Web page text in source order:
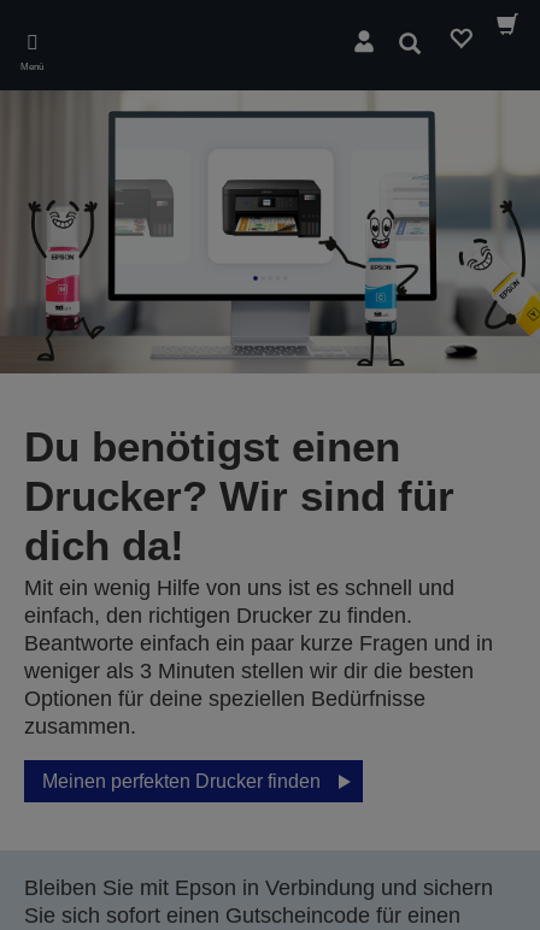
main
content
Menü
Suchen
Du benötigst einen
Drucker? Wir sind für
dich da!
Mit ein wenig Hilfe von uns ist es schnell und
einfach, den richtigen Drucker zu finden.
Beantworte einfach ein paar kurze Fragen und in
weniger als 3 Minuten stellen wir dir die besten
Optionen für deine speziellen Bedürfnisse
zusammen.
Meinen perfekten Drucker finden
Bleiben Sie mit Epson in Verbindung und sichern
Sie sich sofort einen Gutscheincode für einen